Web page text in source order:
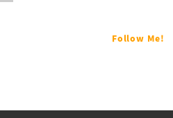
Follow Me!